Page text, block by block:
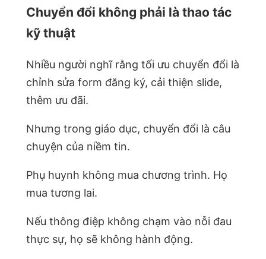
Chuyển đổi không phải là thao tác
kỹ thuật
Nhiều người nghĩ rằng tối ưu chuyển đổi là
chỉnh sửa form đăng ký, cải thiện slide,
thêm ưu đãi.
Nhưng trong giáo dục, chuyển đổi là câu
chuyện của niềm tin.
Phụ huynh không mua chương trình. Họ
mua tương lai.
Nếu thông điệp không chạm vào nỗi đau
thực sự, họ sẽ không hành động.